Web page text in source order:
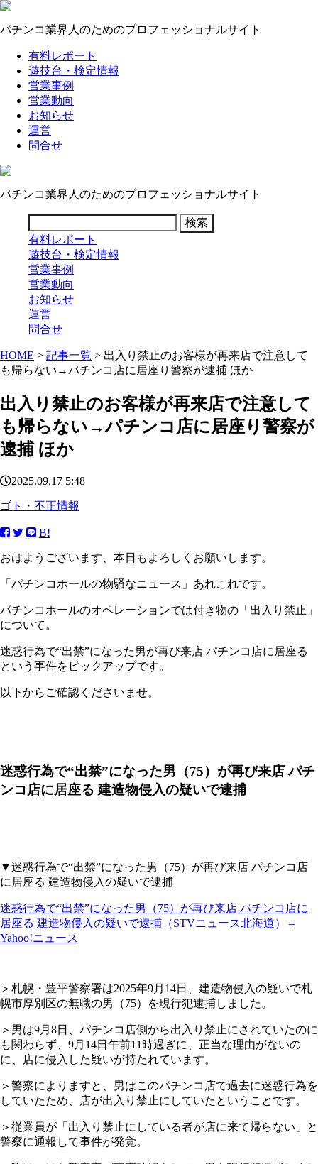
パチンコ業界人のためのプロフェッショナルサイト
有料レポート
遊技台・検定情報
営業事例
営業動向
お知らせ
運営
問合せ
パチンコ業界人のためのプロフェッショナルサイト
有料レポート
遊技台・検定情報
営業事例
営業動向
お知らせ
運営
問合せ
HOME > 記事一覧 > 出入り禁止のお客様が再来店で注意して
も帰らない→パチンコ店に居座り警察が逮捕 ほか
出入り禁止のお客様が再来店で注意して
も帰らない→パチンコ店に居座り警察が
逮捕 ほか
2025.09.17 5:48
ゴト・不正情報
B!
おはようございます、本日もよろしくお願いします。
「パチンコホールの物騒なニュース」あれこれです。
パチンコホールのオペレーションでは付き物の「出入り禁止」
について。
迷惑行為で“出禁”になった男が再び来店 パチンコ店に居座る
という事件をピックアップです。
以下からご確認くださいませ。
迷惑行為で“出禁”になった男（75）が再び来店 パチ
ンコ店に居座る 建造物侵入の疑いで逮捕
▼迷惑行為で“出禁”になった男（75）が再び来店 パチンコ店
に居座る 建造物侵入の疑いで逮捕
迷惑行為で“出禁”になった男（75）が再び来店 パチンコ店に
居座る 建造物侵入の疑いで逮捕（STVニュース北海道） –
Yahoo!ニュース
＞札幌・豊平警察署は2025年9月14日、建造物侵入の疑いで札
幌市厚別区の無職の男（75）を現行犯逮捕しました。
＞男は9月8日、パチンコ店側から出入り禁止にされていたのに
も関わらず、9月14日午前11時過ぎに、正当な理由がないの
に、店に侵入した疑いが持たれています。
＞警察によりますと、男はこのパチンコ店で過去に迷惑行為を
していたため、店が出入り禁止にしていたということです。
＞従業員が「出入り禁止にしている者が店に来て帰らない」と
警察に通報して事件が発覚。